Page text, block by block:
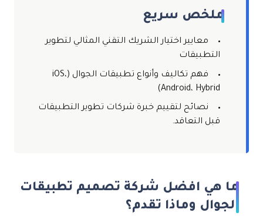
ملخص سريع
معايير اختيار الشريك التقني المثالي لتطوير
التطبيقات
فهم تكاليف وأنواع تطبيقات الجوال (iOS،
Android، Hybrid)
نصائح لتقييم خبرة شركات تطوير التطبيقات
قبل التعاقد.
ما هي افضل شركة تصميم تطبيقات
الجوال وماذا تقدم؟